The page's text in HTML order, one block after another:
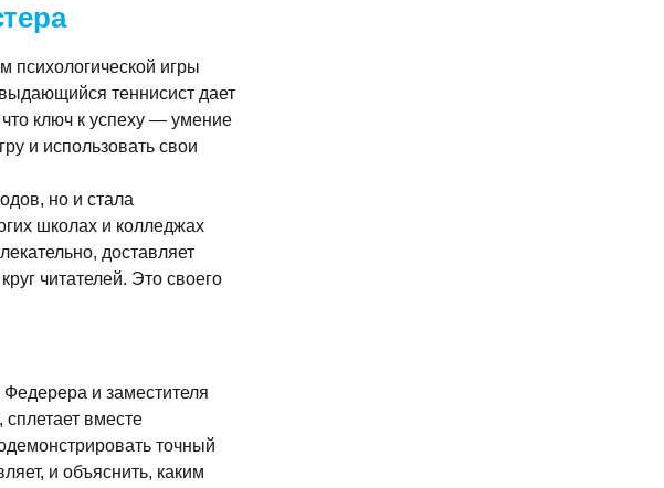
психологической игры
теннисист дает
ключ к успеху — умение
и использовать свои
но и стала
школах и колледжах
доставляет
читателей. Это своего
и заместителя
вместе
точный
и объяснить, каким